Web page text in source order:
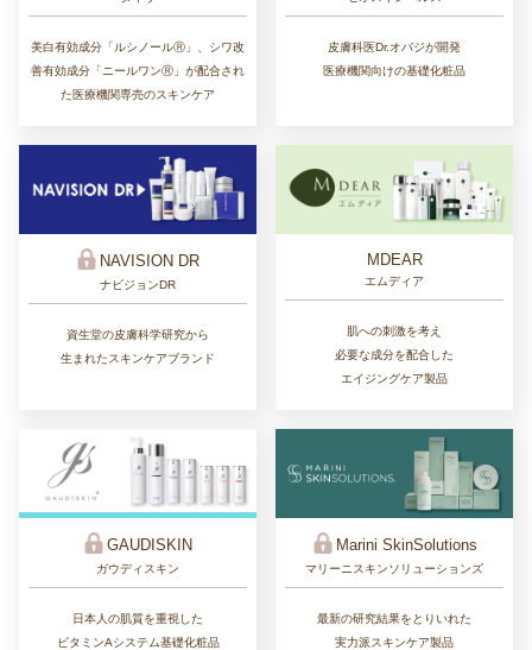
美白有効成分「ルシノールⓇ」、シワ改
善有効成分「ニールワンⓇ」が配合され
た医療機関専売のスキンケア
皮膚科医Dr.オバジが開発
医療機関向けの基礎化粧品
NAVISION DR
ナビジョンDR
資生堂の皮膚科学研究から
生まれたスキンケアブランド
MDEAR
エムディア
肌への刺激を考え
必要な成分を配合した
エイジングケア製品
GAUDISKIN
ガウディスキン
日本人の肌質を重視した
ビタミンAシステム基礎化粧品
Marini SkinSolutions
マリーニスキンソリューションズ
最新の研究結果をとりいれた
実力派スキンケア製品